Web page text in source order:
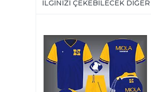
İLGINIZI ÇEKEBILECEK